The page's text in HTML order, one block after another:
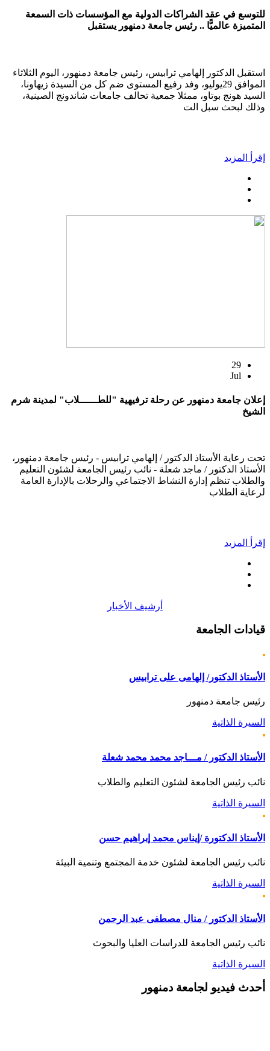
للتوسع في عقد الشراكات الدولية مع المؤسسات ذات السمعة
المتميزة عالميًّا .. رئيس جامعة دمنهور يستقبل
استقبل الدكتور إلهامي ترابيس، رئيس جامعة دمنهور، اليوم الثلاثاء
الموافق 29يوليو، وفد رفيع المستوى ضم كل من السيدة زيهاونا،
السيد هونج بوتاو، ممثلا جمعية تحالف جامعات شاندونج الصينية،
وذلك لبحث سبل الت
إقرأ المزيد
29
Jul
إعلان جامعة دمنهور عن رحلة ترفيهية "للطــــــلاب" لمدينة شرم
الشيخ
تحت رعاية الأستاذ الدكتور / إلهامي ترابيس - رئيس جامعة دمنهور،
الأستاذ الدكتور / ماجد شعلة - نائب رئيس الجامعة لشئون التعليم
والطلاب تنظم إدارة النشاط الاجتماعي والرحلات بالإدارة العامة
لرعاية الطلاب
إقرأ المزيد
أرشيف الأخبار
قيادات الجامعة
الأستاذ الدكتور/ إلهامى على ترابيس
رئيس جامعة دمنهور
السيرة الذاتية
الأستاذ الدكتور / مـــاجد محمد محمد شعلة
نائب رئيس الجامعة لشئون التعليم والطلاب
السيرة الذاتية
الأستاذ الدكتورة /إيناس محمد إبراهيم حسن
نائب رئيس الجامعة لشئون خدمة المجتمع وتنمية البيئة
السيرة الذاتية
الأستاذ الدكتور / منال مصطفى عبد الرحمن
نائب رئيس الجامعة للدراسات العليا والبحوث
السيرة الذاتية
أحدث فيديو لجامعة دمنهور